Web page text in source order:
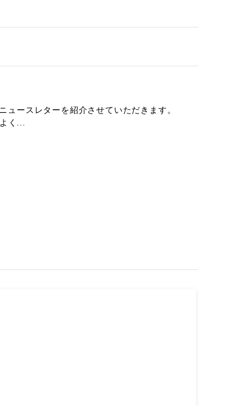
ースレターを紹介させていただきます。
く...